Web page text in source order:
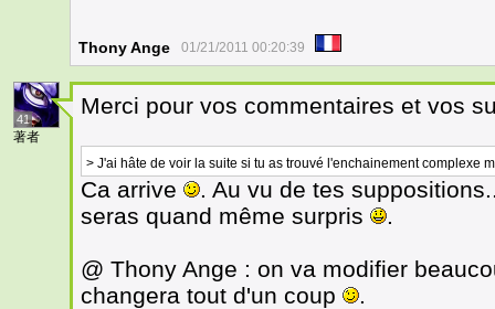
Thony Ange 01/21/2011 00:20:39
41
著者
Merci pour vos commentaires et vos
> J'ai hâte de voir la suite si tu as trouvé l'enchainement complexe
Ca arrive
. Au vu de tes
seras quand même surpris
.
@ Thony Ange : on va modifier
changera tout d'un coup
.